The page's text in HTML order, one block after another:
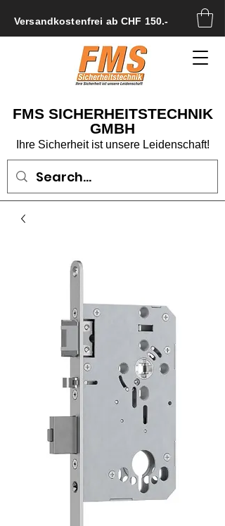
FMS SICHERHEITSTECHNIK
GMBH
Ihre Sicherheit ist unsere Leidenschaft!
Versandkostenfrei ab CHF 150.-